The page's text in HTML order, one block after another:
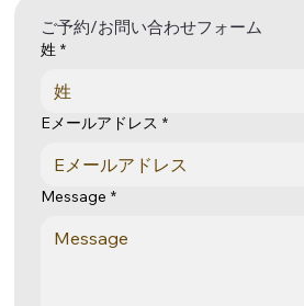
ご予約/お問い合わせフォーム
姓 *
Eメールアドレス *
Message *